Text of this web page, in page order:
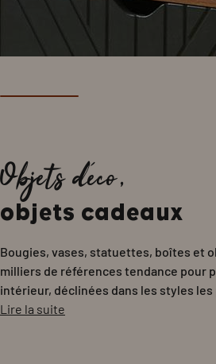
Objets déco,
objets cadeaux
Bougies, vases, statuettes, boîtes et
milliers de références tendance pour
intérieur, déclinées dans les styles
Lire la suite